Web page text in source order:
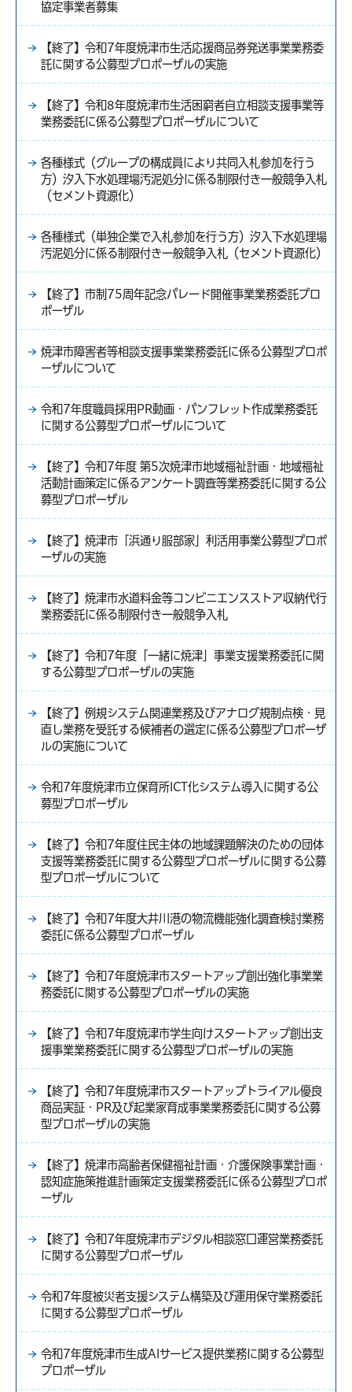
協定事業者募集
【終了】令和7年度焼津市生活応援商品券発送事業業務委
託に関する公募型プロポーザルの実施
【終了】令和8年度焼津市生活困窮者自立相談支援事業等
業務委託に係る公募型プロポーザルについて
各種様式（グループの構成員により共同入札参加を行う
方）汐入下水処理場汚泥処分に係る制限付き一般競争入札
（セメント資源化）
各種様式（単独企業で入札参加を行う方）汐入下水処理場
汚泥処分に係る制限付き一般競争入札（セメント資源化）
【終了】市制75周年記念パレード開催事業業務委託プロ
ポーザル
焼津市障害者等相談支援事業業務委託に係る公募型プロポ
ーザルについて
令和7年度職員採用PR動画・パンフレット作成業務委託
に関する公募型プロポーザルについて
【終了】令和7年度 第5次焼津市地域福祉計画・地域福祉
活動計画策定に係るアンケート調査等業務委託に関する公
募型プロポーザル
【終了】焼津市「浜通り服部家」利活用事業公募型プロポ
ーザルの実施
【終了】焼津市水道料金等コンビニエンスストア収納代行
業務委託に係る制限付き一般競争入札
【終了】令和7年度「一緒に焼津」事業支援業務委託に関
する公募型プロポーザルの実施
【終了】例規システム関連業務及びアナログ規制点検・見
直し業務を受託する候補者の選定に係る公募型プロポーザ
ルの実施について
令和7年度焼津市立保育所ICT化システム導入に関する公
募型プロポーザル
【終了】令和7年度住民主体の地域課題解決のための団体
支援等業務委託に関する公募型プロポーザルに関する公募
型プロポーザルについて
【終了】令和7年度大井川港の物流機能強化調査検討業務
委託に係る公募型プロポーザル
【終了】令和7年度焼津市スタートアップ創出強化事業業
務委託に関する公募型プロポーザルの実施
【終了】令和7年度焼津市学生向けスタートアップ創出支
援事業業務委託に関する公募型プロポーザルの実施
【終了】令和7年度焼津市スタートアップトライアル優良
商品実証・PR及び起業家育成事業業務委託に関する公募
型プロポーザルの実施
【終了】焼津市高齢者保健福祉計画・介護保険事業計画・
認知症施策推進計画策定支援業務委託に係る公募型プロポ
ーザル
【終了】令和7年度焼津市デジタル相談窓口運営業務委託
に関する公募型プロポーザル
令和7年度被災者支援システム構築及び運用保守業務委託
に関する公募型プロポーザル
令和7年度焼津市生成AIサービス提供業務に関する公募型
プロポーザル